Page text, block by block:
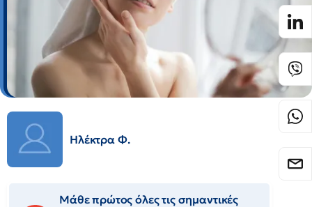
Ηλέκτρα Φ.
Μάθε πρώτος όλες τις σημαντικές